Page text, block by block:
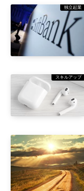
独立起業
スキルアップ